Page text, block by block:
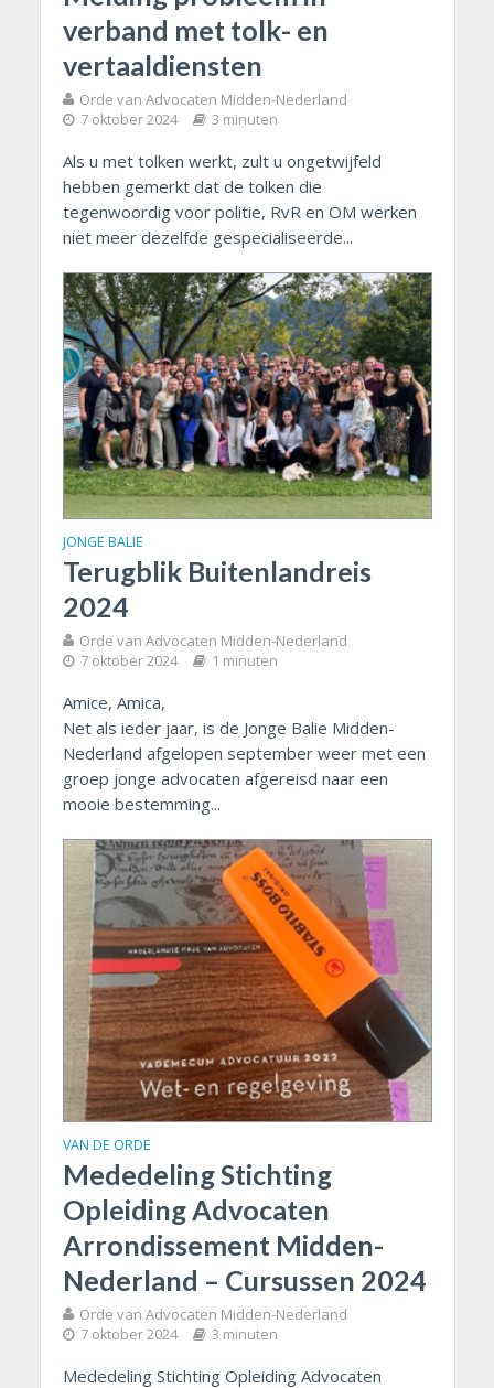
verband met tolk- en
vertaaldiensten
Orde van Advocaten Midden-Nederland
7 oktober 2024 3 minuten
Als u met tolken werkt, zult u ongetwijfeld
hebben gemerkt dat de tolken die
tegenwoordig voor politie, RvR en OM werken
niet meer dezelfde gespecialiseerde...
JONGE BALIE
Terugblik Buitenlandreis
2024
Orde van Advocaten Midden-Nederland
7 oktober 2024 1 minuten
Amice, Amica,
Net als ieder jaar, is de Jonge Balie Midden-
Nederland afgelopen september weer met een
groep jonge advocaten afgereisd naar een
mooie bestemming...
VAN DE ORDE
Mededeling Stichting
Opleiding Advocaten
Arrondissement Midden-
Nederland – Cursussen 2024
Orde van Advocaten Midden-Nederland
7 oktober 2024 3 minuten
Mededeling Stichting Opleiding Advocaten